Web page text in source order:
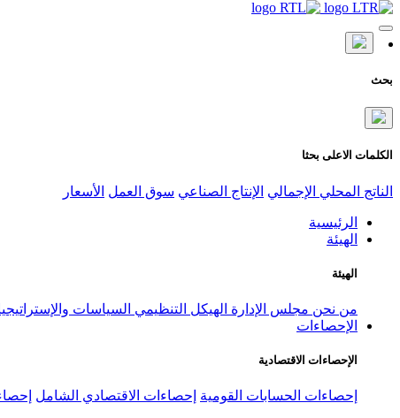
بحث
الكلمات الاعلى بحثا
الناتج المحلي الإجمالي الإنتاج الصناعي سوق العمل الأسعار
الرئيسية
الهيئة
الهيئة
من نحن مجلس الإدارة الهيكل التنظيمي السياسات
الإحصاءات
الإحصاءات الاقتصادية
إحصاءات الحسابات القومية إحصاءات الاقتصادي الشامل